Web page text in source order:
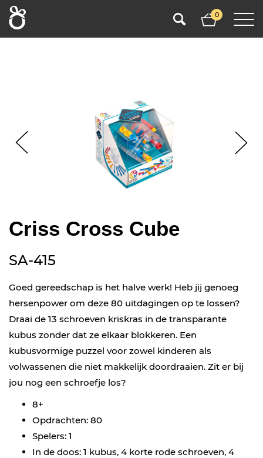
0
Criss Cross Cube
SA-415
Goed gereedschap is het halve werk! Heb jij genoeg
hersenpower om deze 80 uitdagingen op te lossen?
Draai de 13 schroeven kriskras in de transparante
kubus zonder dat ze elkaar blokkeren. Een
kubusvormige puzzel voor zowel kinderen als
volwassenen die niet makkelijk doordraaien. Zit er bij
jou nog een schroefje los?
8+
Opdrachten: 80
Spelers: 1
In de doos: 1 kubus, 4 korte rode schroeven, 4